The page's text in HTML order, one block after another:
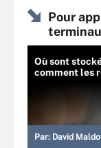
Pour
Où sont
comment les
Par: David